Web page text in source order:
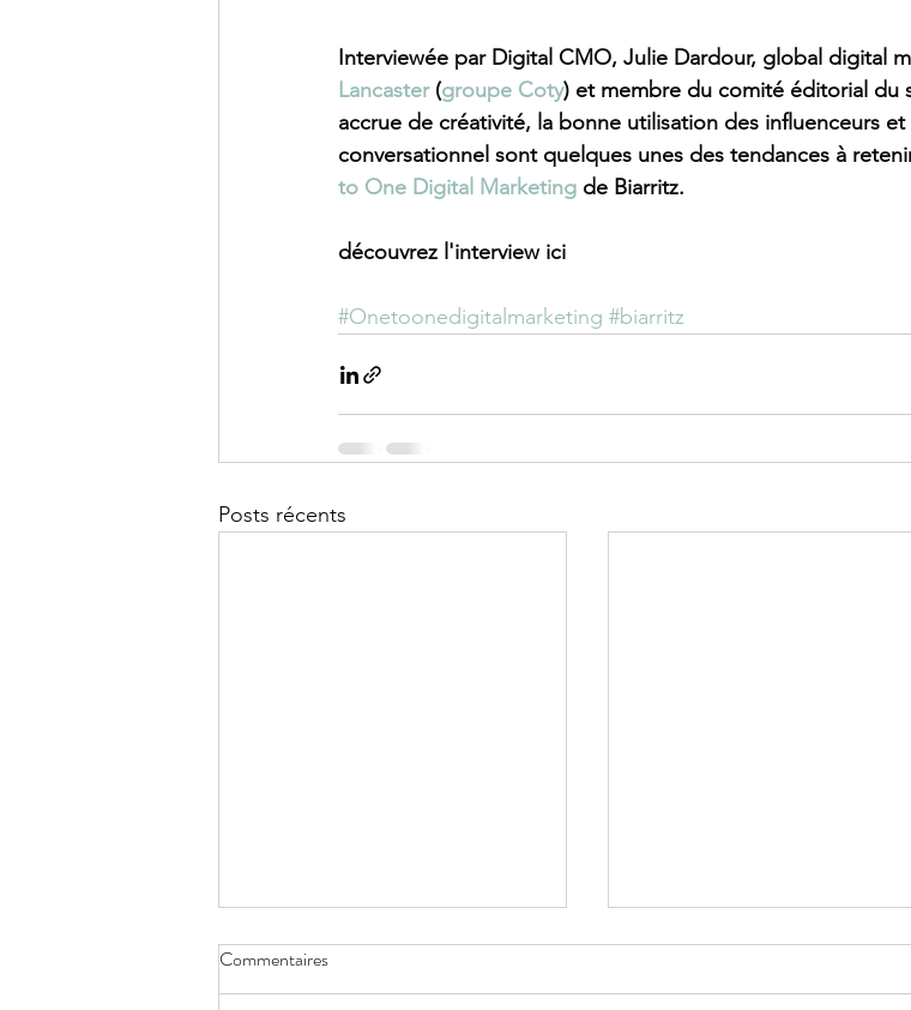
Interviewée par Digital CMO, Julie Dardour, global digital
Lancaster (groupe Coty) et membre du comité éditorial du
accrue de créativité, la bonne utilisation des influenceurs
conversationnel sont quelques unes des tendances à
to One Digital Marketing de Biarritz.
découvrez l'interview ici
#Onetoonedigitalmarketing #biarritz
Posts récents
Commentaires